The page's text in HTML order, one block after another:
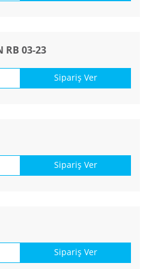
RB 03-23
Sipariş Ver
Sipariş Ver
Sipariş Ver